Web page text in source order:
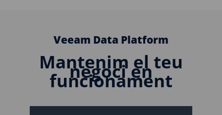
Veeam Data Platform
Mantenim el teu
negoci en
funcionament